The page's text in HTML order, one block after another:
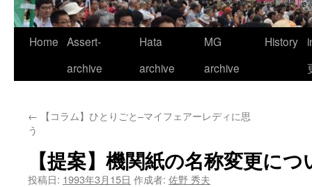
Home Assert-
archive
Hata
archive
MG
archive
History
← 【コラム】ひとりごと–マイフェアーレディに思
う
【提案】機関紙の名称変更につ
投稿日: 1993年3月15日 作成者: 佐野 秀夫